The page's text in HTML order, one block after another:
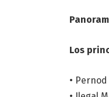
Los
•